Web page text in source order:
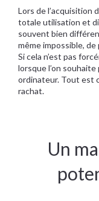
Lors de l’acquisition
totale utilisation et
souvent bien
même impossible,
Si cela n’est pas
lorsque l’on
ordinateur. Tout est
rachat.
Un